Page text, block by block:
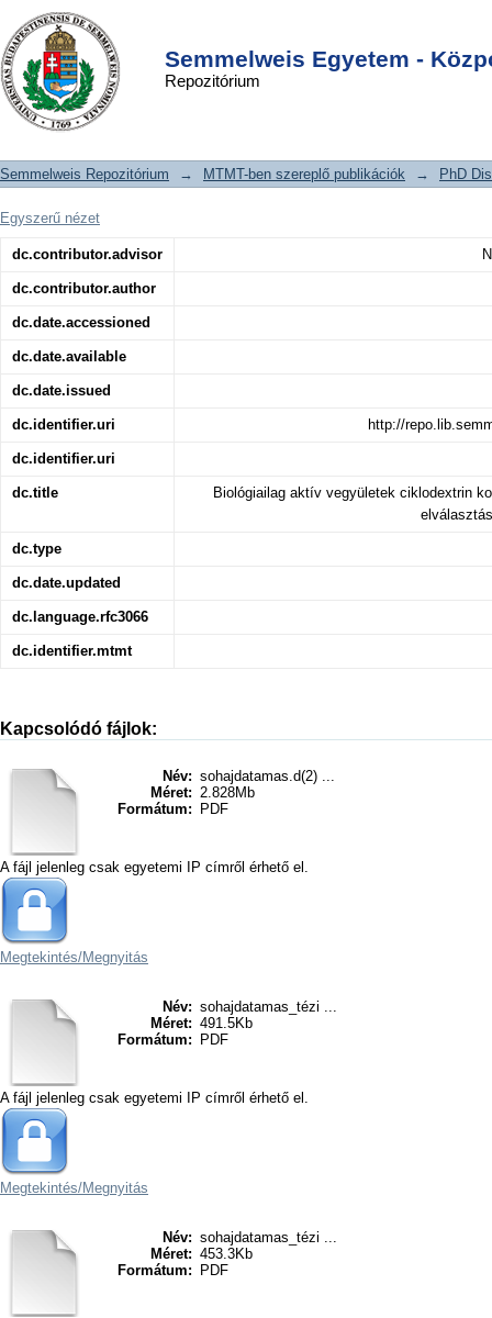
Semmelweis Egyetem -
Repozitórium
Biológiailag aktív vegyületek
ciklodextrin komplexei: stabilitást és
enantiomer elválasztást befolyásoló
tényezők vizsgálata
DSpace/Manakin Repository
Semmelweis Repozitórium → MTMT-ben szereplő publikációk → PhD
Egyszerű nézet
dc.contributor.advisor
dc.contributor.author
dc.date.accessioned
dc.date.available
dc.date.issued
dc.identifier.uri http://
dc.identifier.uri
dc.title
Biológiailag aktív vegyületek ciklodextrin
dc.type
dc.date.updated
dc.language.rfc3066
dc.identifier.mtmt
Kapcsolódó fájlok:
Név: sohajdatamas.d(2) ...
Méret: 2.828Mb
Formátum:
PDF
A fájl jelenleg csak egyetemi IP címről érhető el.
Megtekintés/Megnyitás
Név: sohajdatamas_tézi ...
Méret: 491.5Kb
Formátum:
PDF
A fájl jelenleg csak egyetemi IP címről érhető el.
Megtekintés/Megnyitás
Név: sohajdatamas_tézi ...
Méret: 453.3Kb
Formátum:
PDF